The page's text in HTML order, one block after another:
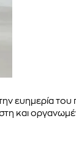
ευημερία
και